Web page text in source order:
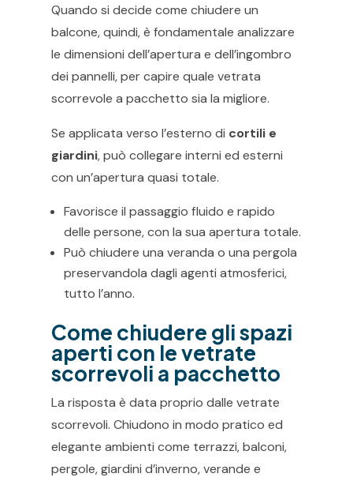
Quando si decide come chiudere un
balcone, quindi, è fondamentale analizzare
le dimensioni dell’apertura e dell’ingombro
dei pannelli, per capire quale vetrata
scorrevole a pacchetto sia la migliore.
Se applicata verso l’esterno di cortili e
giardini, può collegare interni ed esterni
con un’apertura quasi totale.
Favorisce il passaggio fluido e rapido
delle persone, con la sua apertura totale.
Può chiudere una veranda o una pergola
preservandola dagli agenti atmosferici,
tutto l’anno.
Come chiudere gli spazi
aperti con le vetrate
scorrevoli a pacchetto
La risposta è data proprio dalle vetrate
scorrevoli. Chiudono in modo pratico ed
elegante ambienti come terrazzi, balconi,
pergole, giardini d’inverno, verande e